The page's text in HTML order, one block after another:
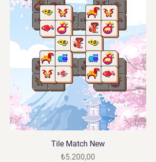
Tile Match New
Fiyat
₺5.200,00